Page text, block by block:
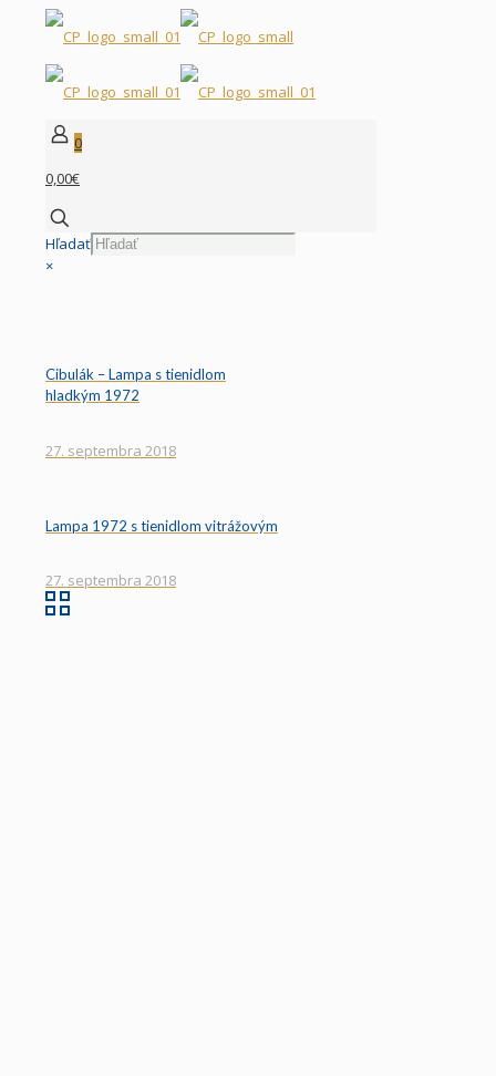
0
0,00€
Hľadať
×
Cibulák – Lampa s tienidlom
hladkým 1972
27. septembra 2018
Lampa 1972 s tienidlom vitrážovým
27. septembra 2018